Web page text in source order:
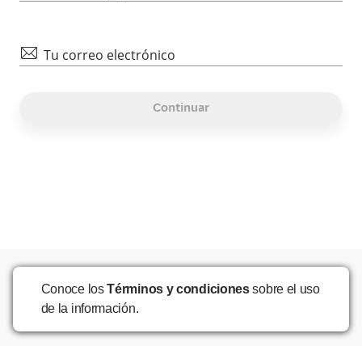
mail Tu correo electrónico
Continuar
Conoce losTérminos y condicionessobre el uso
de la información.